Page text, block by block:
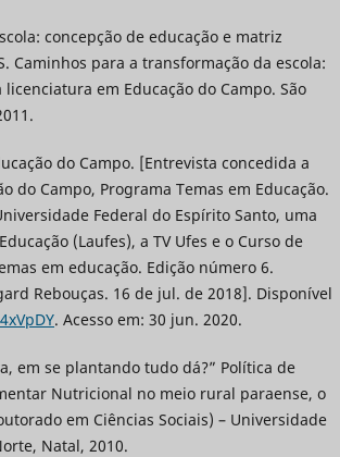
concepção de educação e matriz
Caminhos para a transformação da escola:
em Educação do Campo. São
do Campo. [Entrevista concedida a
do Campo, Programa Temas em Educação.
Federal do Espírito Santo, uma
(Laufes), a TV Ufes e o Curso de
em educação. Edição número 6.
Rebouças. 16 de jul. de 2018]. Disponível
. Acesso em: 30 jun. 2020.
em se plantando tudo dá?” Política de
Nutricional no meio rural paraense, o
em Ciências Sociais) – Universidade
Natal, 2010.